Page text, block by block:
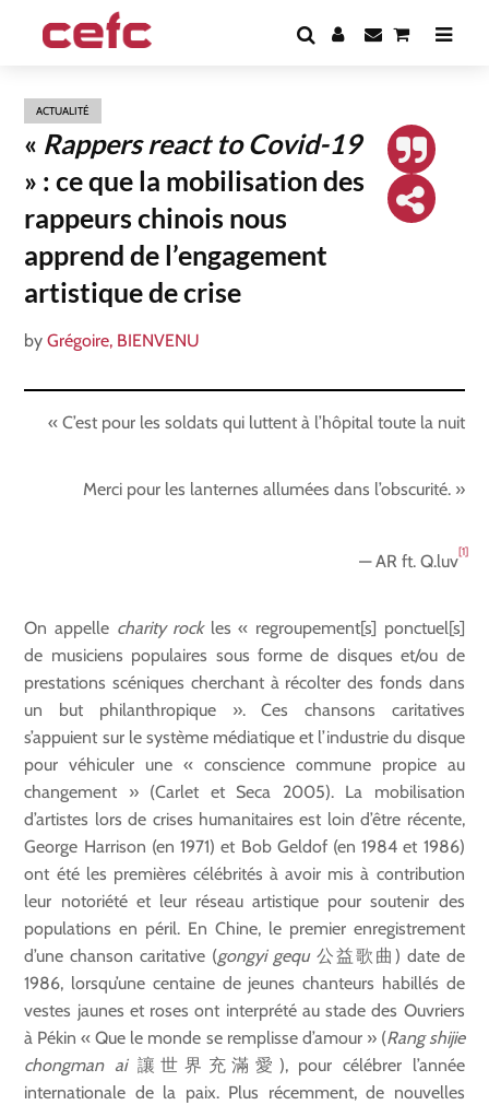
ACTUALITÉ
« Rappers react to Covid-19
» : ce que la mobilisation des
rappeurs chinois nous
apprend de l’engagement
artistique de crise
byGrégoire, BIENVENU
« C’est pour les soldats qui luttent à l’hôpital toute la nuit
Merci pour les lanternes allumées dans l’obscurité. »
— AR ft. Q.luv[1]
On appelle charity rockles « regroupement[s] ponctuel[s]
de musiciens populaires sous forme de disques et/ou de
prestations scéniques cherchant à récolter des fonds dans
un but philanthropique ». Ces chansons caritatives
s’appuient sur le système médiatique et l’industrie du disque
pour véhiculer une « conscience commune propice au
changement » (Carlet et Seca 2005). La mobilisation
d’artistes lors de crises humanitaires est loin d’être récente,
George Harrison (en 1971) et Bob Geldof (en 1984 et 1986)
ont été les premières célébrités à avoir mis à contribution
leur notoriété et leur réseau artistique pour soutenir des
populations en péril. En Chine, le premier enregistrement
d’une chanson caritative (gongyi gequ公益歌曲) date de
1986, lorsqu’une centaine de jeunes chanteurs habillés de
vestes jaunes et roses ont interprété au stade des Ouvriers
à Pékin « Que le monde se remplisse d’amour » (Rang shijie
chongman ai 讓世界充滿愛), pour célébrer l’année
internationale de la paix. Plus récemment, de nouvelles